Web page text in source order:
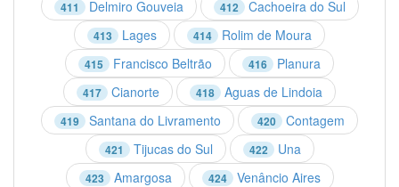
411 Delmiro Gouveia 412 Cachoeira do Sul
413 Lages 414 Rolim de Moura
415 Francisco Beltrão 416 Planura
417 Cianorte 418 Aguas de Lindoia
419 Santana do Livramento 420 Contagem
421 Tijucas do Sul 422 Una
423 Amargosa 424 Venâncio Aires